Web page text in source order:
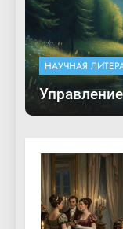
НАУЧНАЯ